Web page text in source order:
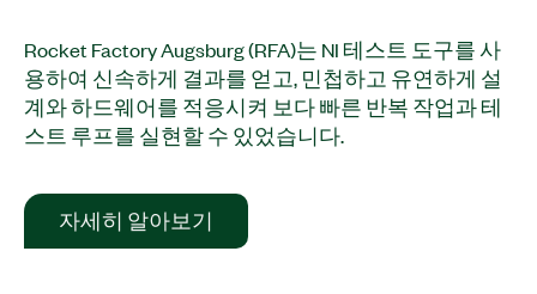
Rocket Factory Augsburg (RFA)는 NI 테스트 도구를 사
용하여 신속하게 결과를 얻고, 민첩하고 유연하게 설
계와 하드웨어를 적응시켜 보다 빠른 반복 작업과 테
스트 루프를 실현할 수 있었습니다.
자세히 알아보기​